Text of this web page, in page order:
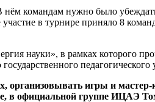
командам нужно было
в турнире приняло 8
науки», в рамках которого
игры и
в официальной группе ИЦАЭ